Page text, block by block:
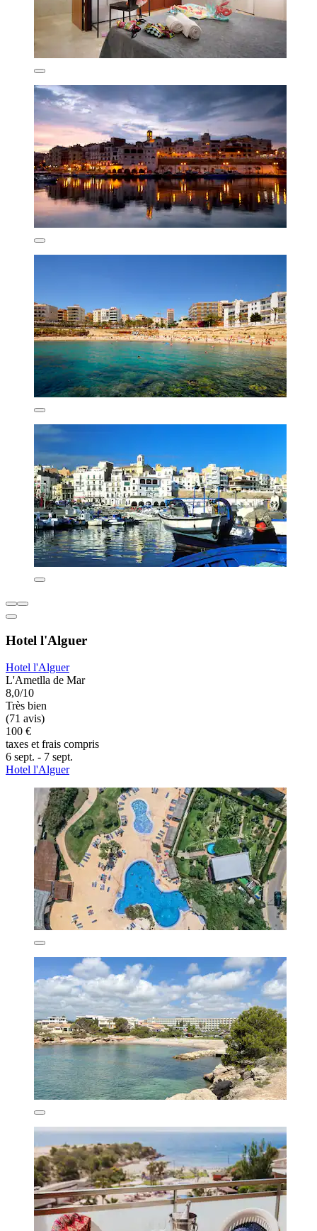
Hotel l'Alguer
Hotel l'Alguer
L'Ametlla de Mar
8,0/10
Très bien
(71 avis)
100 €
taxes et frais compris
6 sept. - 7 sept.
Hotel l'Alguer